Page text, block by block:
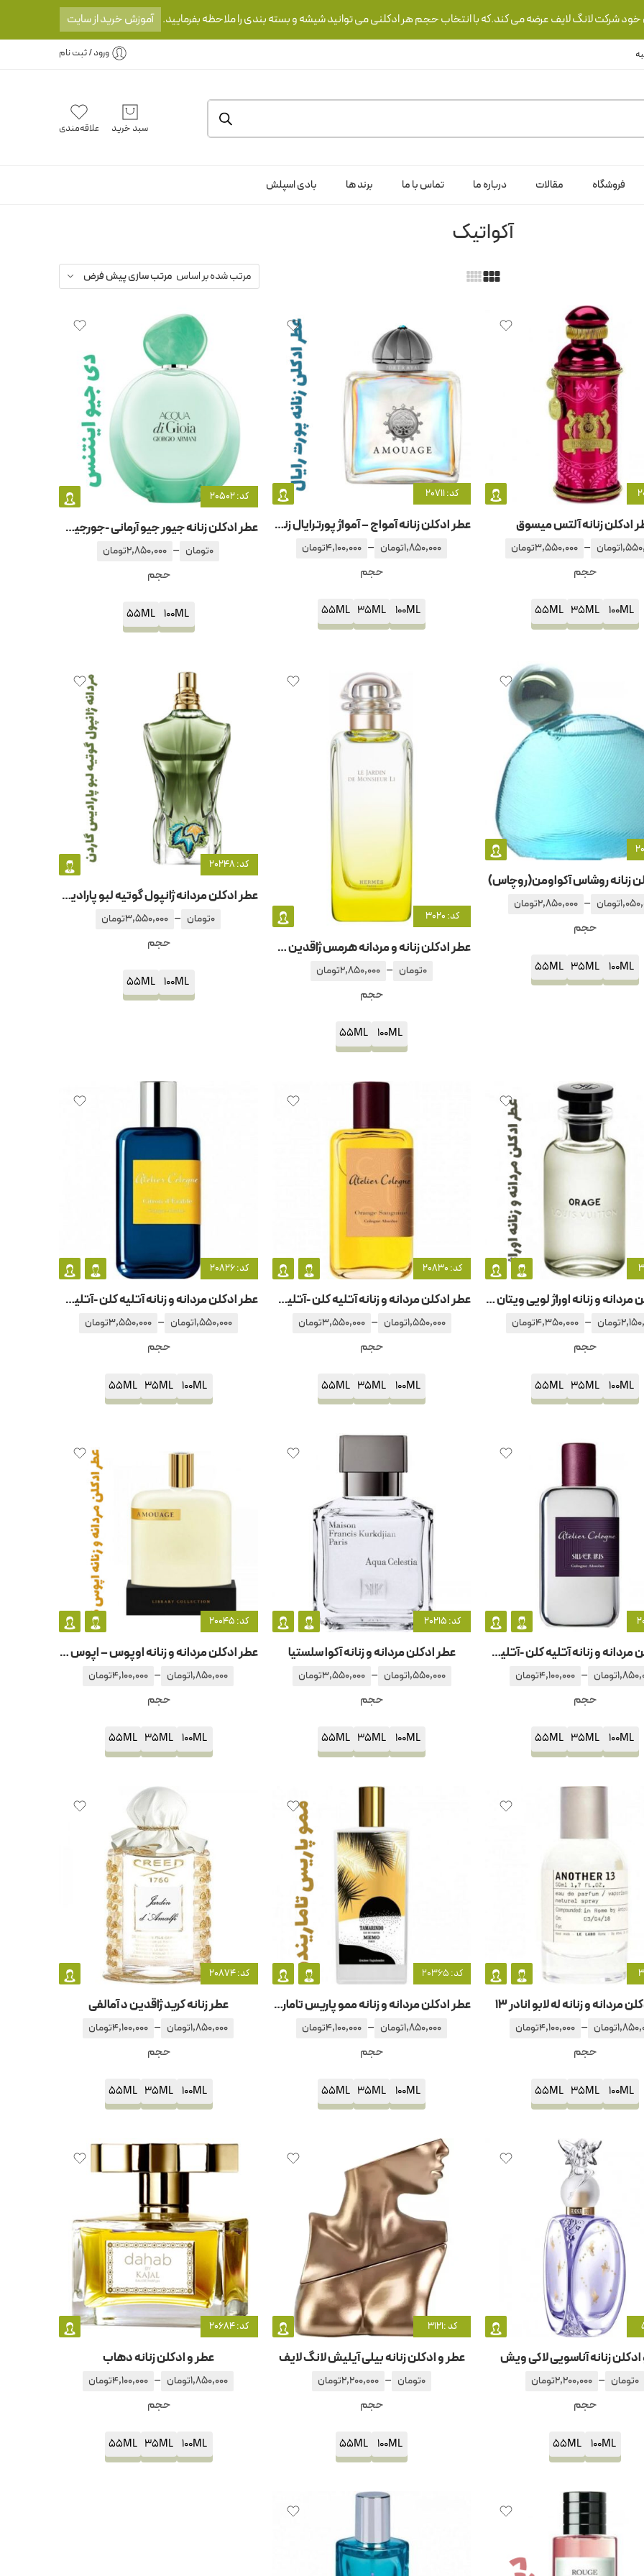
شرکت لانگ لایف عرضه می کند.که با انتخاب حجم هر ادکلنی می توانید شیشه و بسته بندی را ملاحظه بفرمایید. آموزش خرید از سایت
ورود / ثبت نام
سبد خرید علاقه‌مندی
فروشگاه مقالات درباره ما تماس با ما برند ها بادی اسپلش
آکواتیک
مرتب شده بر اساس مرتب سازی پیش فرض
ادکلن زنانه آلتس میسوق
تومان –
3,550,000تومان
حجم
100ML
35ML
55ML
کد: 20711
عطر ادکلن زنانه آمواج – آمواژ پورترایال زنانه
1,850,000تومان –
4,100,000تومان
حجم
100ML
35ML
55ML
کد: 20502
عطر ادکلن زنانه جیور جیو آرمانی -جورجیو آرمانی آکوا دی جیو اینتنس
0تومان –
2,850,000تومان
حجم
100ML
55ML
زنانه روشاس آکواومن(روچاس)
تومان –
2,850,000تومان
حجم
100ML
35ML
55ML
کد: 3020
عطر ادکلن زنانه و مردانه هرمس ژاقدین موسیو لی
0تومان –
2,850,000تومان
حجم
100ML
55ML
کد: 20248
عطر ادکلن مردانه ژانپول گوتیه لبو پارادیس گاردن
0تومان –
3,550,000تومان
حجم
100ML
55ML
عطر ادکلن مردانه و زنانه اوراژ لویی ویتان – لویی ویتون
تومان –
4,350,000تومان
حجم
100ML
35ML
55ML
کد: 20830
عطر ادکلن مردانه و زنانه آتلیه کلن -آتلیه کلون اورنج سانگوین
1,550,000تومان –
3,550,000تومان
حجم
100ML
35ML
55ML
کد: 20826
عطر ادکلن مردانه و زنانه آتلیه کلن -آتلیه کلون سیترون د ارابل – د اربل
1,550,000تومان –
3,550,000تومان
حجم
100ML
35ML
55ML
عطر ادکلن مردانه و زنانه آتلیه کلن -آتلیه کلون سیلور آیریش – آیریس
تومان –
4,100,000تومان
حجم
100ML
35ML
55ML
کد: 20215
عطر ادکلن مردانه و زنانه آکوا سلستیا
1,550,000تومان –
3,550,000تومان
حجم
100ML
35ML
55ML
کد: 20045
عطر ادکلن مردانه و زنانه اوپوس – اپوس 6 آمواج – آمواژ
1,850,000تومان –
4,100,000تومان
حجم
100ML
35ML
55ML
مردانه و زنانه له لابو انادر 13
تومان –
4,100,000تومان
حجم
100ML
35ML
55ML
کد: 20365
عطر ادکلن مردانه و زنانه ممو پاریس تاماریندو
1,850,000تومان –
4,100,000تومان
حجم
100ML
35ML
55ML
کد: 20874
عطر زنانه کرید ژاقدین د آمالفی
1,850,000تومان –
4,100,000تومان
حجم
100ML
35ML
55ML
زنانه آناسویی لاکی ویش
0تومان –
2,200,000تومان
حجم
100ML
55ML
کد :3121
عطر و ادکلن زنانه بیلی آیلیش لانگ لايف
0تومان –
2,200,000تومان
حجم
100ML
55ML
کد: 20684
عطر و ادکلن زنانه دهاب
1,850,000تومان –
4,100,000تومان
حجم
100ML
35ML
55ML